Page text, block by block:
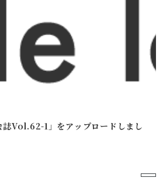
誌Vol.62-1」をアップロードしまし